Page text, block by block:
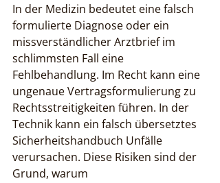
In der Medizin bedeutet eine falsch
formulierte Diagnose oder ein
missverständlicher Arztbrief im
schlimmsten Fall eine
Fehlbehandlung. Im Recht kann eine
ungenaue Vertragsformulierung zu
Rechtsstreitigkeiten führen. In der
Technik kann ein falsch übersetztes
Sicherheitshandbuch Unfälle
verursachen. Diese Risiken sind der
Grund, warum